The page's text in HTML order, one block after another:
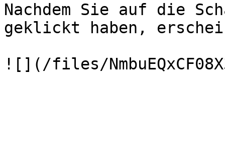
Nachdem Sie auf die
geklickt haben,